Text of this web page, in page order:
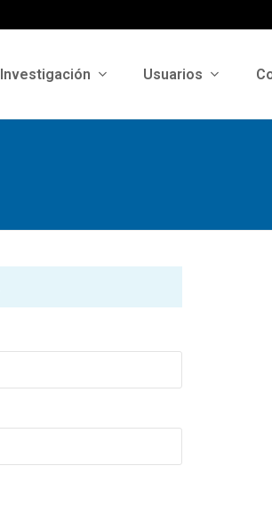
Investigación Usuarios